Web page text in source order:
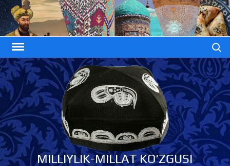
Skip
to
content
MILLIYLIK-MILLAT KO'ZGUSI